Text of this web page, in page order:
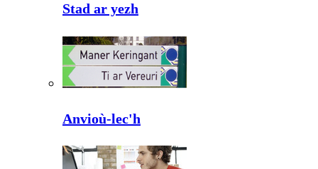
Stad ar yezh
Anvioù-lec'h